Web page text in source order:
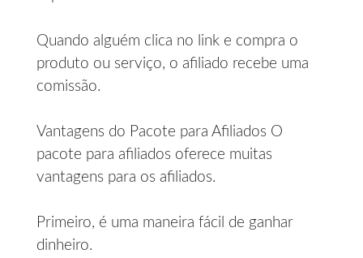
Quando alguém clica no link e compra o
produto ou serviço, o afiliado recebe uma
comissão.
Vantagens do Pacote para Afiliados O
pacote para afiliados oferece muitas
vantagens para os afiliados.
Primeiro, é uma maneira fácil de ganhar
dinheiro.